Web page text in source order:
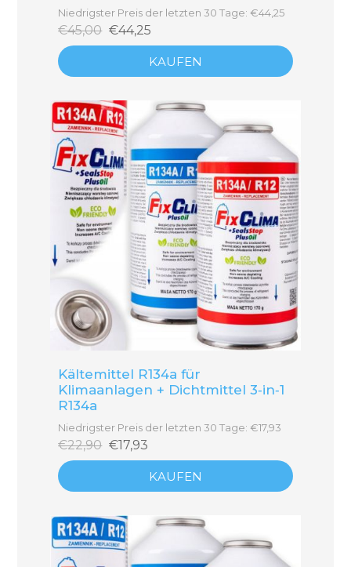
Niedrigster Preis der letzten 30 Tage: €44,25
€45,00 €44,25
KAUFEN
Kältemittel R134a für
Klimaanlagen + Dichtmittel 3‑in‑1
R134a
Niedrigster Preis der letzten 30 Tage: €17,93
€22,90 €17,93
KAUFEN